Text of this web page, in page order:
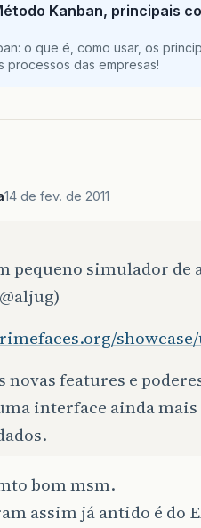
Kanban, principais
o que é, como usar, os
processos das empresas!
14 de fev. de 2011
pequeno simulador de
@aljug)
novas features e
interface ainda mais
bom msm.
assim já antido é do